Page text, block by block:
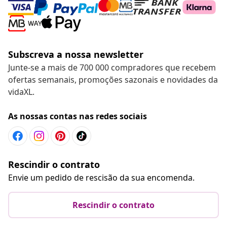
Subscreva a nossa newsletter
Junte-se a mais de 700 000 compradores que recebem
ofertas semanais, promoções sazonais e novidades da
vidaXL.
As nossas contas nas redes sociais
Rescindir o contrato
Envie um pedido de rescisão da sua encomenda.
Rescindir o contrato